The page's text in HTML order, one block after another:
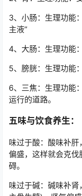
3、小肠：生理功能
主液”
4、大肠：生理功能
5、膀胱：生理功能
6、三焦：生理功能
运行的道路。
五味与饮食养生：
味过于酸：酸味补
偏盛，这样就会克
碍。
味过于碱：碱味补